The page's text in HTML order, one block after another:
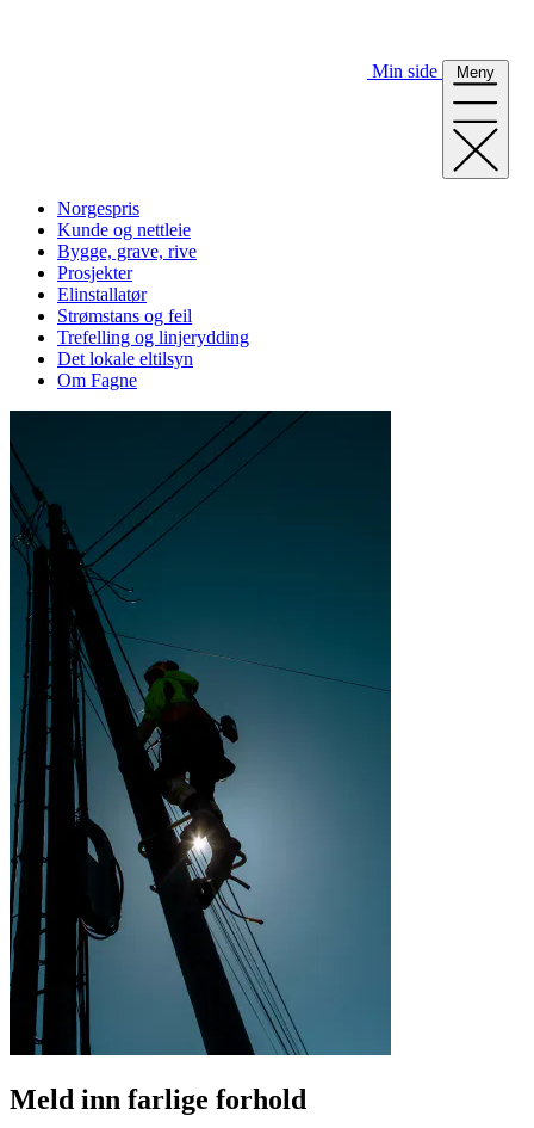
Min side Meny
Norgespris
Kunde og nettleie
Bygge, grave, rive
Prosjekter
Elinstallatør
Strømstans og feil
Trefelling og linjerydding
Det lokale eltilsyn
Om Fagne
Meld inn farlige forhold